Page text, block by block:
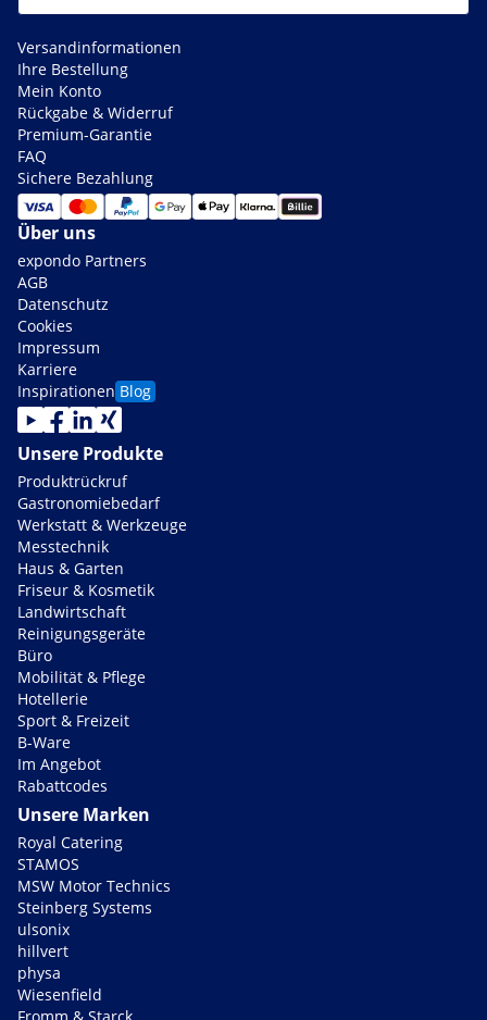
Versandinformationen
Ihre Bestellung
Mein Konto
Rückgabe & Widerruf
Premium-Garantie
FAQ
Sichere Bezahlung
Über uns
expondo Partners
AGB
Datenschutz
Cookies
Impressum
Karriere
Inspirationen Blog
Unsere Produkte
Produktrückruf
Gastronomiebedarf
Werkstatt & Werkzeuge
Messtechnik
Haus & Garten
Friseur & Kosmetik
Landwirtschaft
Reinigungsgeräte
Büro
Mobilität & Pflege
Hotellerie
Sport & Freizeit
B-Ware
Im Angebot
Rabattcodes
Unsere Marken
Royal Catering
STAMOS
MSW Motor Technics
Steinberg Systems
ulsonix
hillvert
physa
Wiesenfield